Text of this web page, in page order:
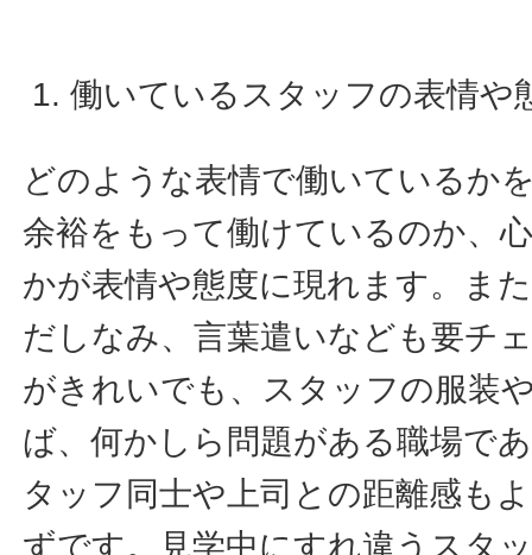
働いているスタッフの表情や
どのような表情で働いているか
余裕をもって働けているのか、
かが表情や態度に現れます。ま
だしなみ、言葉遣いなども要チ
がきれいでも、スタッフの服装
ば、何かしら問題がある職場で
タッフ同士や上司との距離感も
ずです。見学中にすれ違うスタ